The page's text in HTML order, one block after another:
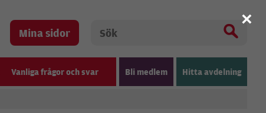
Mina sidor
Vanliga frågor och svar Bli medlem Hitta avdelning
×